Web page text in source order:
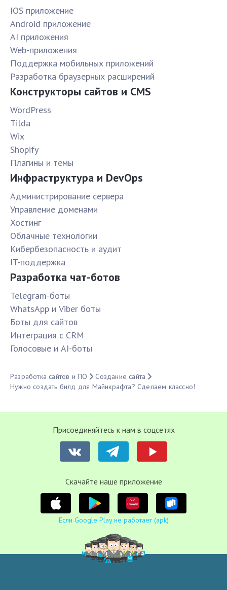
IOS приложение
Android приложение
AI приложения
Web-приложения
Поддержка мобильных приложений
Разработка браузерных расширений
Конструкторы сайтов и CMS
WordPress
Tilda
Wix
Shopify
Плагины и темы
Инфраструктура и DevOps
Администрирование сервера
Управление доменами
Хостинг
Облачные технологии
Кибербезопасность и аудит
IT-поддержка
Разработка чат-ботов
Telegram-боты
WhatsApp и Viber боты
Боты для сайтов
Интеграция с CRM
Голосовые и AI-боты
Разработка сайтов и ПО
Создание сайта
Нужно создать билд для Майнкрафта? Сделаем классно!
Присоединяйтесь к нам в соцсетях
Cкачайте наше приложение
Если Google Play не работает (apk)